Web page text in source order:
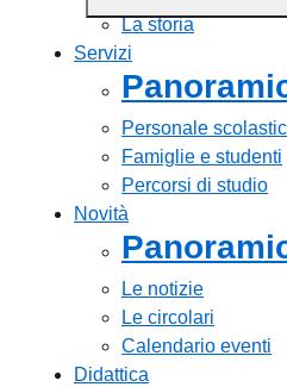
La storia
Servizi
Personale
Famiglie e studenti
Percorsi di studio
Novità
Le notizie
Le circolari
Calendario eventi
Didattica